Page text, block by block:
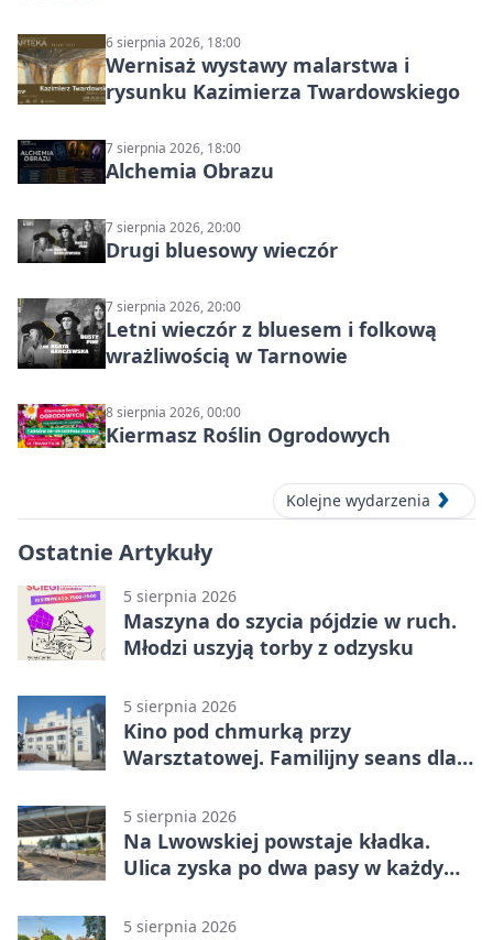
6 sierpnia 2026, 18:00
Wernisaż wystawy malarstwa i
rysunku Kazimierza Twardowskiego
7 sierpnia 2026, 18:00
Alchemia Obrazu
7 sierpnia 2026, 20:00
Drugi bluesowy wieczór
7 sierpnia 2026, 20:00
Letni wieczór z bluesem i folkową
wrażliwością w Tarnowie
8 sierpnia 2026, 00:00
Kiermasz Roślin Ogrodowych
Kolejne wydarzenia
Ostatnie Artykuły
5 sierpnia 2026
Maszyna do szycia pójdzie w ruch.
Młodzi uszyją torby z odzysku
5 sierpnia 2026
Kino pod chmurką przy
Warsztatowej. Familijny seans dla
5 sierpnia 2026
Na Lwowskiej powstaje kładka.
Ulica zyska po dwa pasy w każdym
5 sierpnia 2026